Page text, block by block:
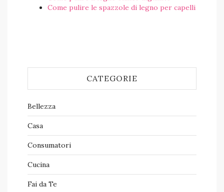
Come pulire le spazzole di legno per capelli
CATEGORIE
Bellezza
Casa
Consumatori
Cucina
Fai da Te